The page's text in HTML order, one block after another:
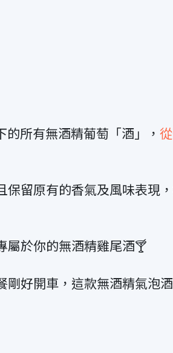
所有無酒精葡萄「酒」，
保留原有的香氣及風味表現
屬於你的無酒精雞尾酒🍸
好開車，這款無酒精氣泡